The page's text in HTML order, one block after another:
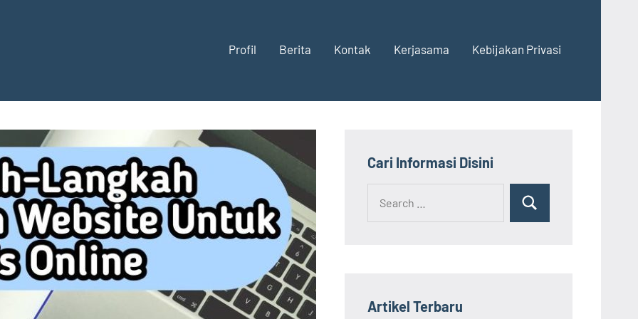
Profil Berita Kontak Kerjasama Kebijakan Privasi
Cari Informasi Disini
Search
Artikel Terbaru